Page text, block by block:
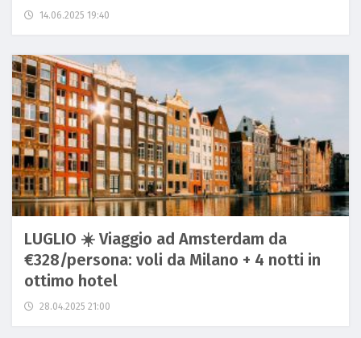
14.06.2025 19:40
LUGLIO ☀️ Viaggio ad Amsterdam da
€328/persona: voli da Milano + 4 notti in
ottimo hotel
28.04.2025 21:00